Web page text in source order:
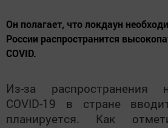
Он полагает, что локдаун
России распространится
COVID.
Из-за
COVID-19 в стране
планируется. Как